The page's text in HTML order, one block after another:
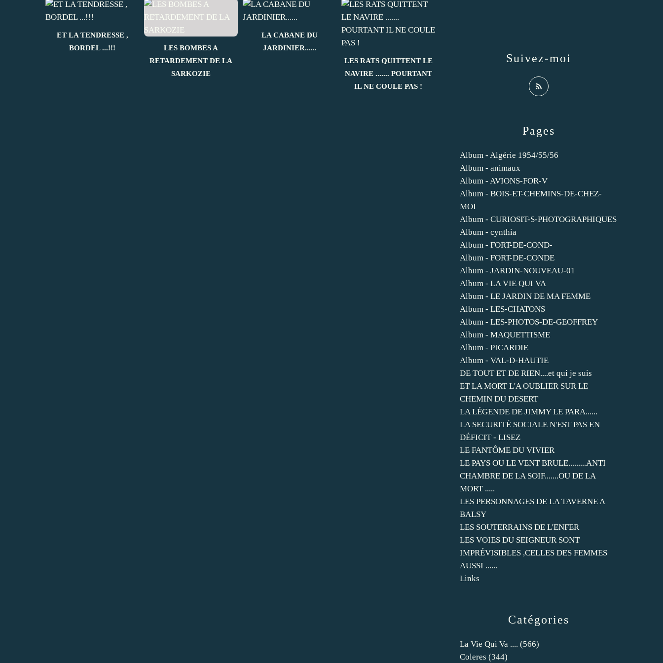
ET LA TENDRESSE ,
BORDEL ...!!!
LES BOMBES A
RETARDEMENT DE LA
SARKOZIE
LA CABANE DU
JARDINIER......
LES RATS QUITTENT LE
NAVIRE ....... POURTANT
IL NE COULE PAS !
Catégories
La Vie Qui Va .... (566)
Coleres (344)
Pages
Album - Algérie 1954/55/56
Album - animaux
Album - AVIONS-FOR-V
Album - BOIS-ET-CHEMINS-DE-CHEZ-
MOI
Album - CURIOSIT-S-PHOTOGRAPHIQUES
Album - cynthia
Album - FORT-DE-COND-
Album - FORT-DE-CONDE
Album - JARDIN-NOUVEAU-01
Album - LA VIE QUI VA
Album - LE JARDIN DE MA FEMME
Album - LES-CHATONS
Album - LES-PHOTOS-DE-GEOFFREY
Album - MAQUETTISME
Album - PICARDIE
Album - VAL-D-HAUTIE
DE TOUT ET DE RIEN....et qui je suis
ET LA MORT L'A OUBLIER SUR LE
CHEMIN DU DESERT
LA LÉGENDE DE JIMMY LE PARA......
LA SECURITÉ SOCIALE N'EST PAS EN
DÉFICIT - LISEZ
LE FANTÔME DU VIVIER
LE PAYS OU LE VENT BRULE.........ANTI
CHAMBRE DE LA SOIF.......OU DE LA
MORT .....
LES PERSONNAGES DE LA TAVERNE A
BALSY
LES SOUTERRAINS DE L'ENFER
LES VOIES DU SEIGNEUR SONT
IMPRÉVISIBLES ,CELLES DES FEMMES
AUSSI ......
Links
Suivez-moi